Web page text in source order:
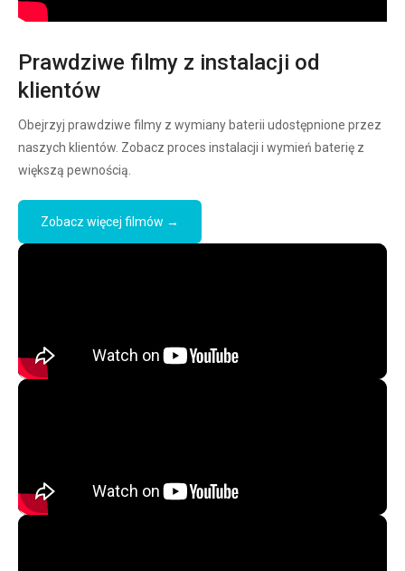
Prawdziwe filmy z instalacji od
klientów
Obejrzyj prawdziwe filmy z wymiany baterii udostępnione przez
naszych klientów. Zobacz proces instalacji i wymień baterię z
większą pewnością.
Zobacz więcej filmów →